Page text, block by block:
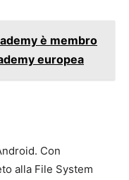
è membro
europea
Con
alla File System